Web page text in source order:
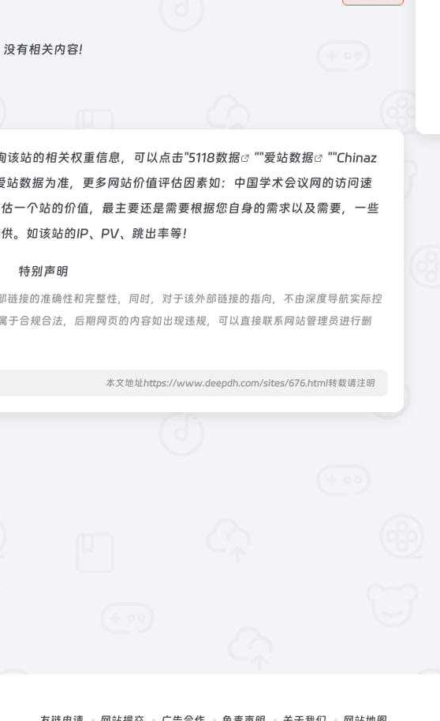
没有相关内容!
该站的相关权重信息，可以点击"5118数据 ""爱站数据 ""Chinaz
数据为准，更多网站价值评估因素如：中国学术会议网的访问速
一个站的价值，最主要还是需要根据您自身的需求以及需要，一些
。如该站的IP、PV、跳出率等！
特别声明
接的准确性和完整性，同时，对于该外部链接的指向，不由深度导航实际控
合规合法，后期网页的内容如出现违规，可以直接联系网站管理员进行删
本文地址https://www.deepdh.com/sites/676.html转载请注明